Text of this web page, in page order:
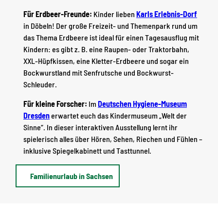
Für Erdbeer-Freunde: Kinder lieben Karls Erlebnis-Dorf
in Döbeln! Der große Freizeit- und Themenpark rund um
das Thema Erdbeere ist ideal für einen Tagesausflug mit
Kindern: es gibt z. B. eine Raupen- oder Traktorbahn,
XXL-Hüpfkissen, eine Kletter-Erdbeere und sogar ein
Bockwurstland mit Senfrutsche und Bockwurst-
Schleuder.
Für kleine Forscher: Im Deutschen Hygiene-Museum
Dresdenerwartet euch das Kindermuseum „Welt der
Sinne“. In dieser interaktiven Ausstellung lernt ihr
spielerisch alles über Hören, Sehen, Riechen und Fühlen –
inklusive Spiegelkabinett und Tasttunnel.
Familienurlaub in Sachsen